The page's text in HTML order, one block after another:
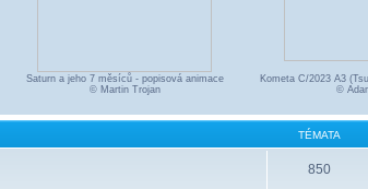
Saturn a jeho 7 měsíců - popisová animace
© Martin Trojan
Kometa C/2023 A3
©
TÉMATA
850